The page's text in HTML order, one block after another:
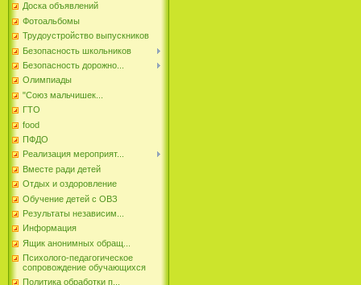
Доска объявлений
Фотоальбомы
Трудоустройство выпускников
Безопасность школьников
Безопасность дорожно...
Олимпиады
"Союз мальчишек...
ГТО
food
ПФДО
Реализация мероприят...
Вместе ради детей
Отдых и оздоровление
Обучение детей с ОВЗ
Результаты независим...
Информация
Ящик анонимных обращ...
Психолого-педагогическое
сопровождение обучающихся
Политика обработки п...